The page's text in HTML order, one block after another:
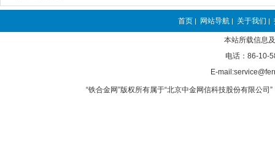
首页 | 网站导航 | 关于我们 |
本站所载信息
电话：86-10-
E-
“铁合金网”版权所有属于“北京中金网信科技股份有限公司